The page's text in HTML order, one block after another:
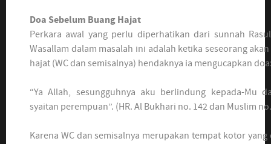
Doa Sebelum Buang Hajat
Perkara awal yang perlu diperhatikan dari sunnah
Wasallam dalam masalah ini adalah ketika seseorang
hajat (WC dan semisalnya) hendaknya ia mengucapkan
“Ya Allah, sesungguhnya aku berlindung kepada-Mu
syaitan perempuan”. (HR. Al Bukhari no. 142 dan Muslim
Karena WC dan semisalnya merupakan tempat kotor